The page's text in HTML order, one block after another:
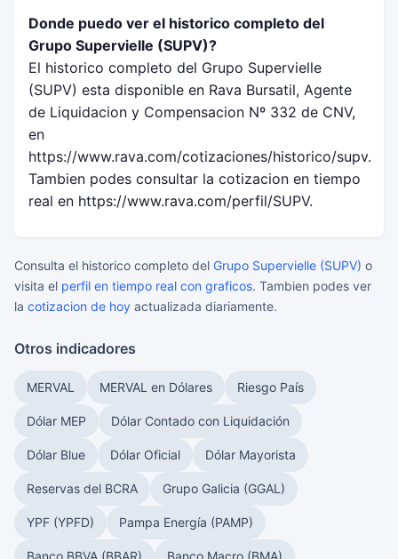
Donde puedo ver el historico completo del
Grupo Supervielle (SUPV)?
El historico completo del Grupo Supervielle
(SUPV) esta disponible en Rava Bursatil, Agente
de Liquidacion y Compensacion Nº 332 de CNV,
en
https://www.rava.com/cotizaciones/historico/supv.
Tambien podes consultar la cotizacion en tiempo
real en https://www.rava.com/perfil/SUPV.
Consulta el historico completo del Grupo Supervielle (SUPV) o
visita el perfil en tiempo real con graficos. Tambien podes ver
la cotizacion de hoy actualizada diariamente.
Otros indicadores
MERVAL MERVAL en Dólares Riesgo País
Dólar MEP Dólar Contado con Liquidación
Dólar Blue Dólar Oficial Dólar Mayorista
Reservas del BCRA Grupo Galicia (GGAL)
YPF (YPFD) Pampa Energía (PAMP)
Banco BBVA (BBAR) Banco Macro (BMA)